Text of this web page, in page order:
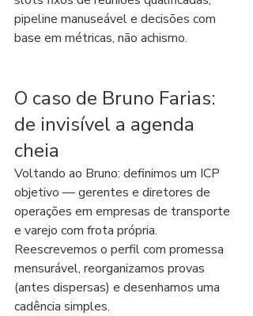
pipeline manuseável e decisões com
base em métricas, não achismo.
O caso de Bruno Farias:
de invisível a agenda
cheia
Voltando ao Bruno: definimos um ICP
objetivo — gerentes e diretores de
operações em empresas de transporte
e varejo com frota própria.
Reescrevemos o perfil com promessa
mensurável, reorganizamos provas
(antes dispersas) e desenhamos uma
cadência simples.